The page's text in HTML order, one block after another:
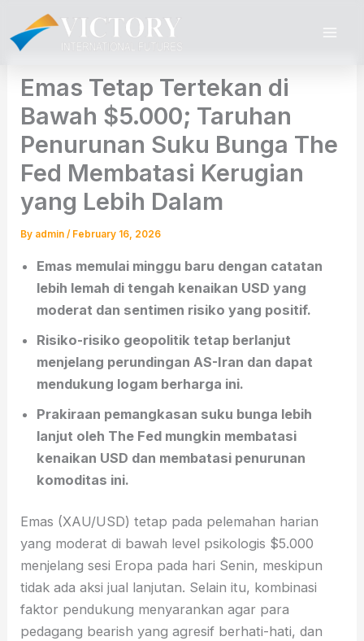
content
Emas Tetap Tertekan di
Bawah $5.000; Taruhan
Penurunan Suku Bunga The
Fed Membatasi Kerugian
yang Lebih Dalam
By admin/ February 16, 2026
Emas memulai minggu baru dengan catatan
lebih lemah di tengah kenaikan USD yang
moderat dan sentimen risiko yang positif.
Risiko-risiko geopolitik tetap berlanjut
menjelang perundingan AS-Iran dan dapat
mendukung logam berharga ini.
Prakiraan pemangkasan suku bunga lebih
lanjut oleh The Fed mungkin membatasi
kenaikan USD dan membatasi penurunan
komoditas ini.
Emas (XAU/USD) tetap pada pelemahan harian
yang moderat di bawah level psikologis $5.000
menjelang sesi Eropa pada hari Senin, meskipun
tidak ada aksi jual lanjutan. Selain itu, kombinasi
faktor pendukung menyarankan agar para
pedagang bearish yang agresif berhati-hati, dan